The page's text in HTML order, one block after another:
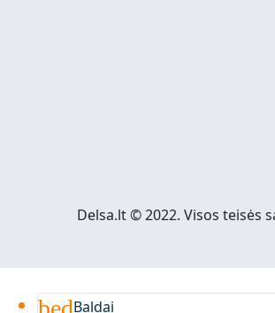
Delsa.lt © 2022. Visos teisės
Baldai